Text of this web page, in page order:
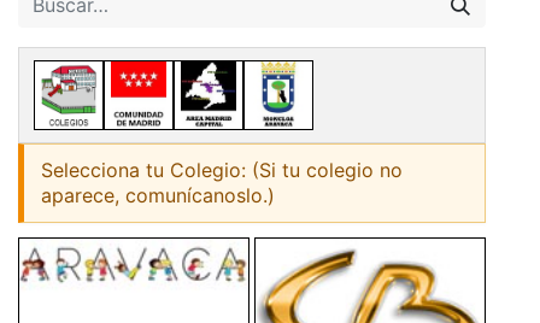
Selecciona tu Colegio: (Si tu colegio no
aparece, comunícanoslo.)